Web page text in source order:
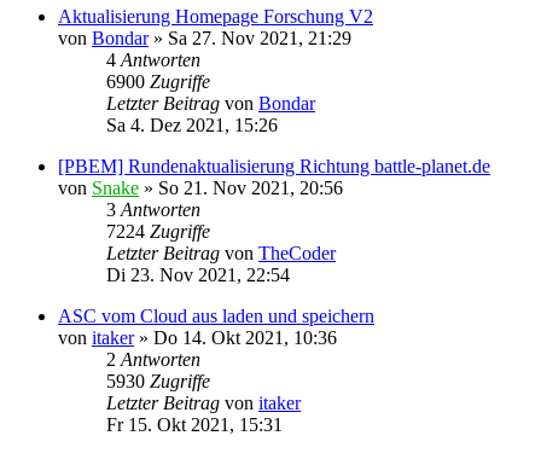
Aktualisierung Homepage Forschung V2
von Bondar» Sa 27. Nov 2021, 21:29
4 Antworten
6900 Zugriffe
Letzter Beitrag von Bondar
Sa 4. Dez 2021, 15:26
[PBEM] Rundenaktualisierung Richtung battle-planet.de
von Snake » So 21. Nov 2021, 20:56
3 Antworten
7224 Zugriffe
Letzter Beitrag von TheCoder
Di 23. Nov 2021, 22:54
ASC vom Cloud aus laden und speichern
von itaker» Do 14. Okt 2021, 10:36
2 Antworten
5930 Zugriffe
Letzter Beitrag von itaker
Fr 15. Okt 2021, 15:31